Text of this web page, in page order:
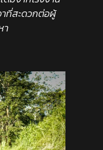
ที่สะดวกต่อผู้
า